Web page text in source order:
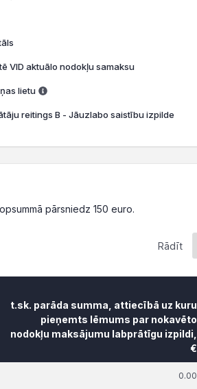
VID aktuālo nodokļu samaksu
lietu
reitings B - Jāuzlabo saistību izpilde
pārsniedz 150 euro.
Rādīt
t.sk. parāda summa, attiecībā uz kuru
pieņemts lēmums par nokavēto
nodokļu maksājumu labprātīgu izpildi,
€
0.00